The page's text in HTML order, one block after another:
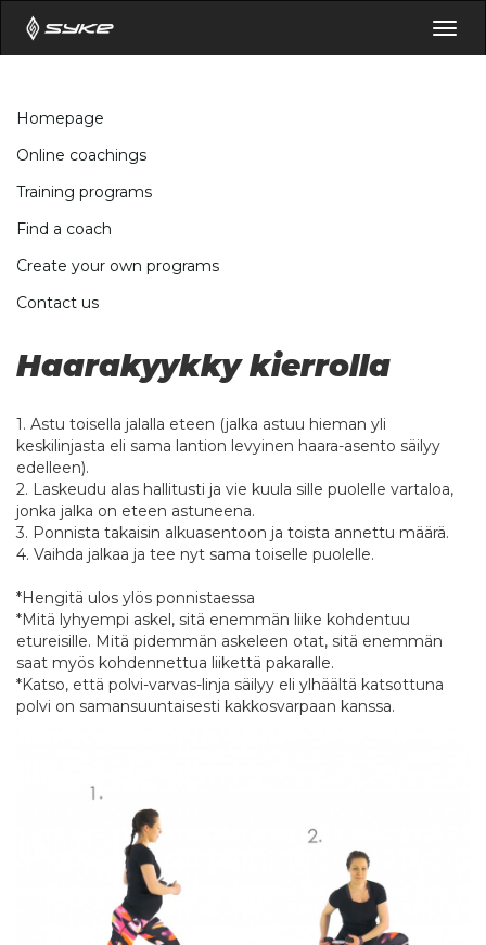
Homepage
Online coachings
Training programs
Find a coach
Create your own programs
Contact us
Haarakyykky kierrolla
1. Astu toisella jalalla eteen (jalka astuu hieman yli
keskilinjasta eli sama lantion levyinen haara-asento säilyy
edelleen).
2. Laskeudu alas hallitusti ja vie kuula sille puolelle vartaloa,
jonka jalka on eteen astuneena.
3. Ponnista takaisin alkuasentoon ja toista annettu määrä.
4. Vaihda jalkaa ja tee nyt sama toiselle puolelle.
*Hengitä ulos ylös ponnistaessa
*Mitä lyhyempi askel, sitä enemmän liike kohdentuu
etureisille. Mitä pidemmän askeleen otat, sitä enemmän
saat myös kohdennettua liikettä pakaralle.
*Katso, että polvi-varvas-linja säilyy eli ylhäältä katsottuna
polvi on samansuuntaisesti kakkosvarpaan kanssa.